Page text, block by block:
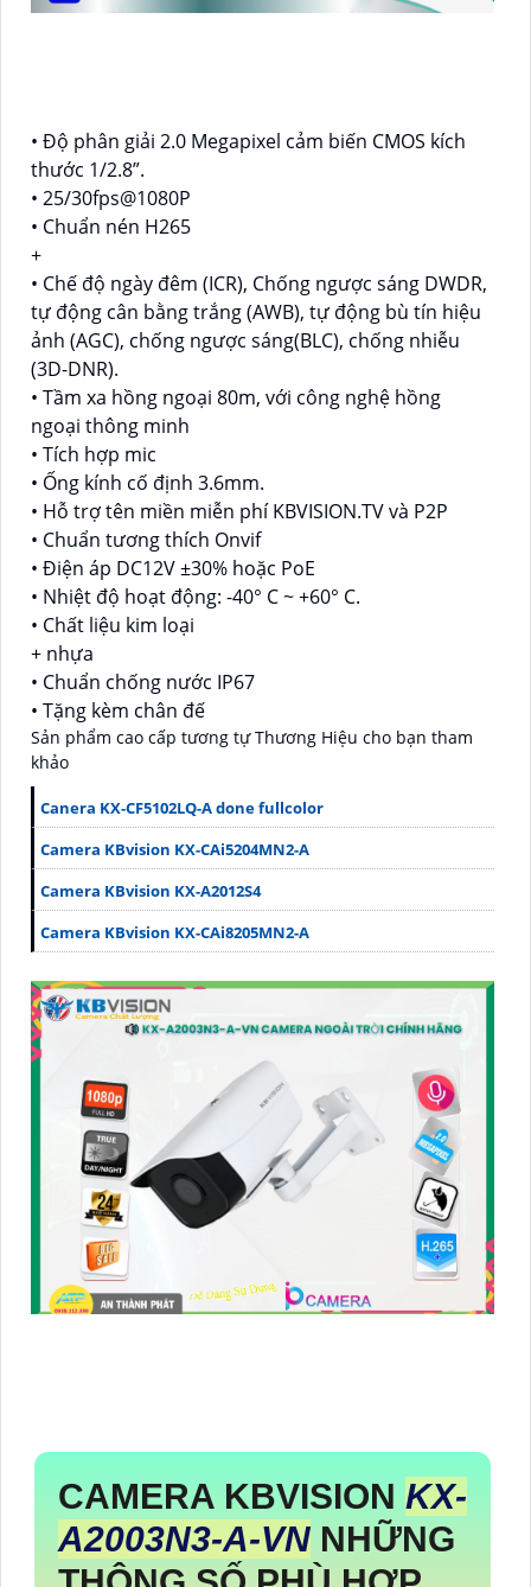
• Độ phân giải 2.0 Megapixel cảm biến CMOS kích
thước 1/2.8”.
• 25/30fps@1080P
• Chuẩn nén H265
+
• Chế độ ngày đêm (ICR), Chống ngược sáng DWDR,
tự động cân bằng trắng (AWB), tự động bù tín hiệu
ảnh (AGC), chống ngược sáng(BLC), chống nhiễu
(3D-DNR).
• Tầm xa hồng ngoại 80m, với công nghệ hồng
ngoại thông minh
• Tích hợp mic
• Ống kính cố định 3.6mm.
• Hỗ trợ tên miền miễn phí KBVISION.TV và P2P
• Chuẩn tương thích Onvif
• Điện áp DC12V ±30% hoặc PoE
• Nhiệt độ hoạt động: -40° C ~ +60° C.
• Chất liệu kim loại
+ nhựa
• Chuẩn chống nước IP67
• Tặng kèm chân đế
Sản phẩm cao cấp tương tự Thương Hiệu cho bạn tham
khảo
Canera KX-CF5102LQ-A done fullcolor
Camera KBvision KX-CAi5204MN2-A
Camera KBvision KX-A2012S4
Camera KBvision KX-CAi8205MN2-A
CAMERA KBVISION KX-
A2003N3-A-VNNHỮNG